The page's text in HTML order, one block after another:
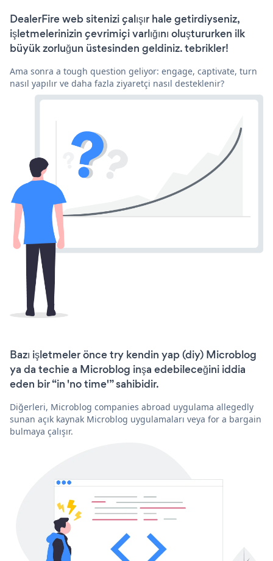
DealerFire web sitenizi çalışır hale getirdiyseniz,
işletmelerinizin çevrimiçi varlığını oluştururken ilk
büyük zorluğun üstesinden geldiniz. tebrikler!
Ama sonra a tough question geliyor: engage, captivate, turn
nasıl yapılır ve daha fazla ziyaretçi nasıl desteklenir?
Bazı işletmeler önce try kendin yap (diy) Microblog
ya da techie a Microblog inşa edebileceğini iddia
eden bir “in 'no time'” sahibidir.
Diğerleri, Microblog companies abroad uygulama allegedly
sunan açık kaynak Microblog uygulamaları veya for a bargain
bulmaya çalışır.